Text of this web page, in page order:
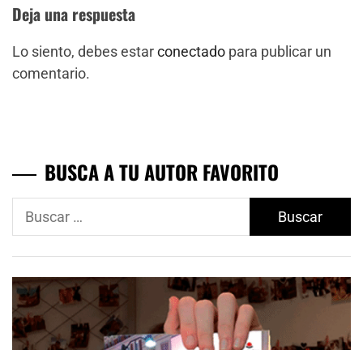
Deja una respuesta
Lo siento, debes estarconectado para publicar un
comentario.
BUSCA A TU AUTOR FAVORITO
Buscar: